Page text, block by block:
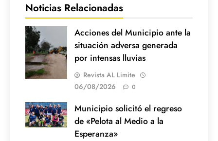
Noticias Relacionadas
Acciones del Municipio ante la
situación adversa generada
por intensas lluvias
Revista AL Limite
06/08/2026
0
Municipio solicitó el regreso
de «Pelota al Medio a la
Esperanza»